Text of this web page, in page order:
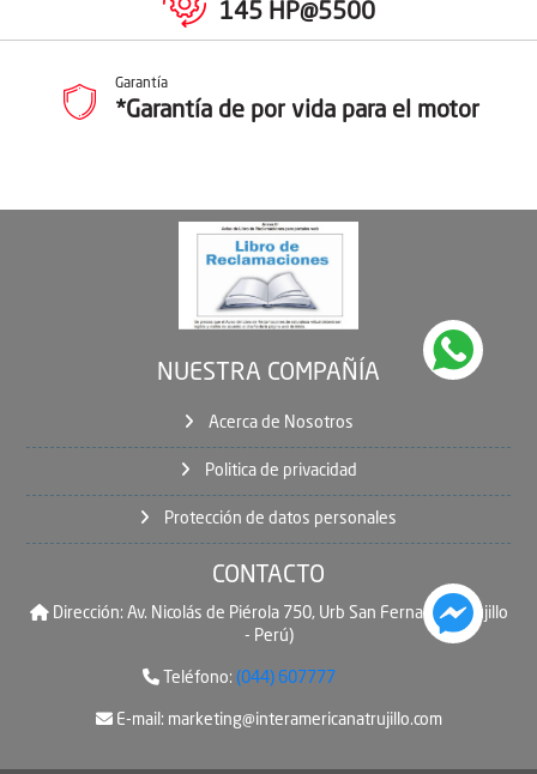
145 HP@5500
Garantía
*Garantía de por vida para el motor
CONTACTO
Dirección: Av. Nicolás de Piérola 750, Urb San Fernando (Trujillo
- Perú)
Teléfono: (044) 607777
E-mail: marketing@interamericanatrujillo.com
NUESTRA COMPAÑÍA
Acerca de Nosotros
Politica de privacidad
Protección de datos personales